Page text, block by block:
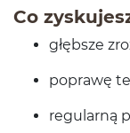
Co
głęb­sze
poprawę
reg­u­larną